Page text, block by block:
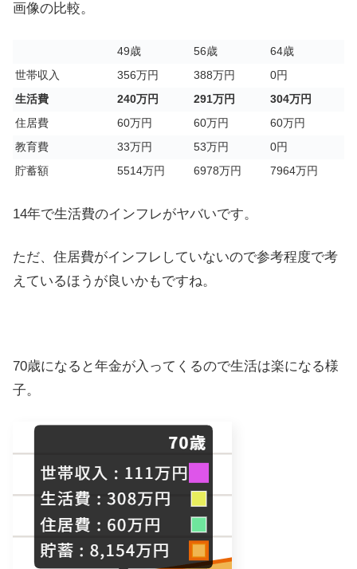
画像の比較。
49歳 56歳
64歳
世帯収入
356万円 388万円
0円
生活費
240万円 291万円
304万円
住居費
60万円 60万円
60万円
教育費
33万円 53万円
0円
貯蓄額
5514万円 6978万円 7964万円
14年で生活費のインフレがヤバいです。
ただ、住居費がインフレしていないので参考程度で考
えているほうが良いかもですね。
70歳になると年金が入ってくるので生活は楽になる様
子。